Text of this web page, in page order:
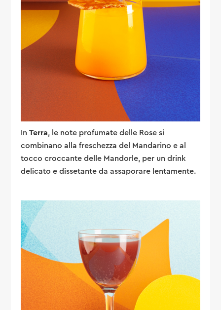
InTerra, le note profumate delle Rose si
combinano alla freschezza del Mandarino e al
tocco croccante delle Mandorle, per un drink
delicato e dissetante da assaporare lentamente.